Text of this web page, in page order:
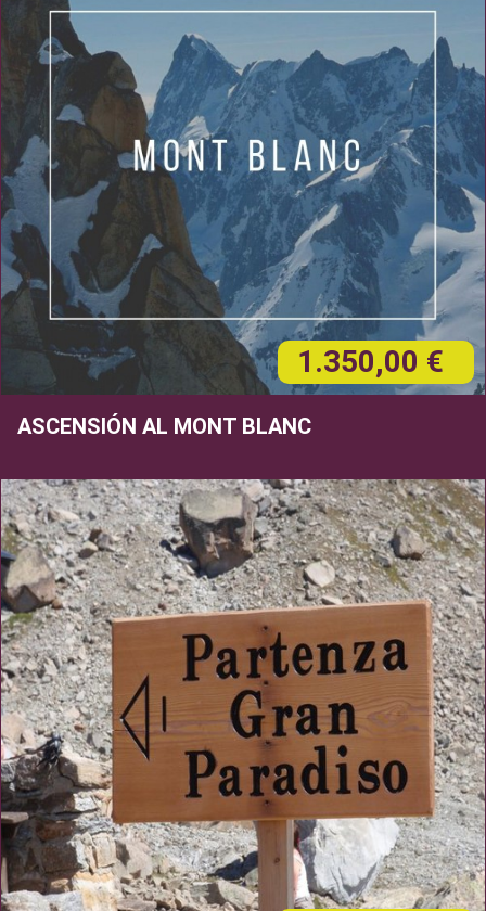
1.350,00 €
ASCENSIÓN AL MONT BLANC